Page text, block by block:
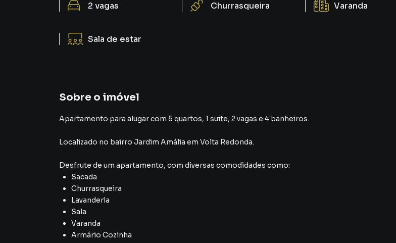
2 vagas Churrasqueira Varanda
Sala de estar
Sobre o imóvel
Apartamento para alugar com 5 quartos, 1 suite, 2 vagas e 4 banheiros.
Localizado no bairro Jardim Amália em Volta Redonda.
Desfrute de um apartamento, com diversas comodidades como:
Sacada
Churrasqueira
Lavanderia
Sala
Varanda
Armário Cozinha